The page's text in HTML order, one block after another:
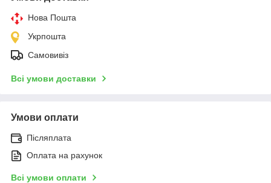
Нова Пошта
Укрпошта
Самовивіз
Всі умови доставки
Умови оплати
Післяплата
Оплата на рахунок
Всі умови оплати